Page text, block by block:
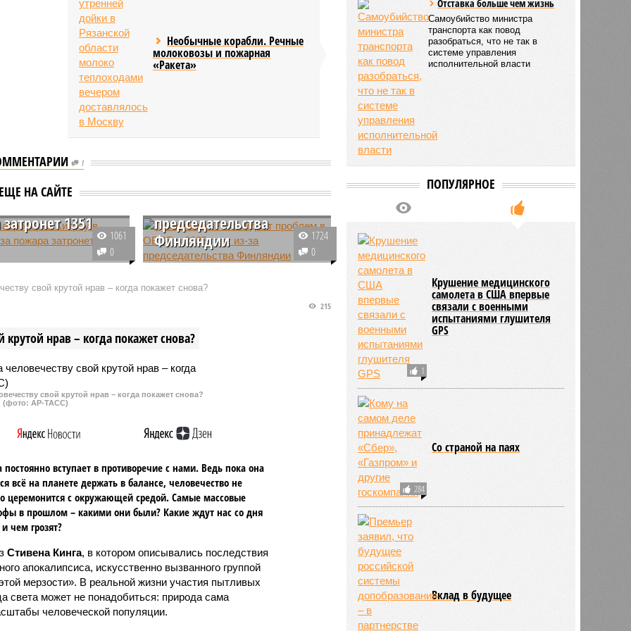
Необычные корабли. Речные
молоковозы и пожарная
«Ракета»
1
ЕЩЕ НА САЙТЕ
аэропорта
в Лондоне из-за
1351
аэропорт Хитроу
в работе из-за пожара
от аэропорта.
1061
0
Лукашевич: РФ ожидает
проблем в ОБСЕ в 2025
председательства
Финляндии
Российская сторона предвидит,
ОБСЕ вследствие переходе
РФ при организации Александр
1724
0
свой крутой нрав – когда покажет снова?
нрав – когда покажет снова?
215
свой крутой нрав – когда покажет снова?
(фото: АР-ТАСС)
постоянно вступает в противоречие с нами. Ведь пока она
всё на планете держать в балансе, человечество не
церемонится с окружающей средой. Самые массовые
в прошлом – какими они были? Какие ждут нас со дня
чем грозят?
Стивена Кинга, в котором описывались последствия
апокалипсиса, искусственно вызванного группой
мерзости». В реальной жизни участия пытливых
света может не понадобиться: природа сама
человеческой популяции.
Отставка больше чем жизнь
Самоубийство министра
транспорта как повод
разобраться, что не так в
системе управления
исполнительной власти
ПОПУЛЯРНОЕ
1
Крушение медицинского
самолета в США впервые
связали с военными
испытаниями глушителя
GPS
284
Со страной на паях
Вклад в будущее